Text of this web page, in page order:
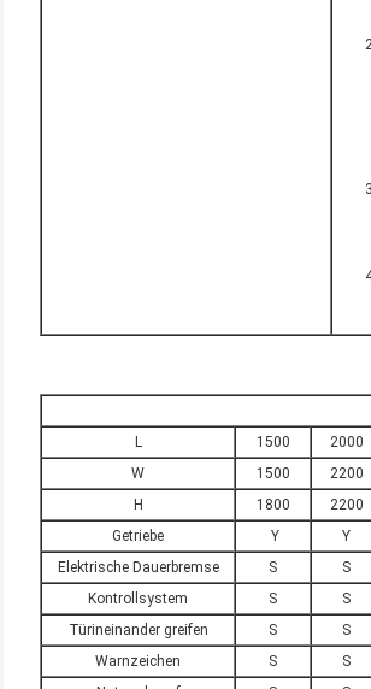
L
1500 2000
W
1500 2200
H
1800 2200
Getriebe
Y Y
Elektrische Dauerbremse
S S
Kontrollsystem
S S
Türineinander greifen
S S
Warnzeichen
S S